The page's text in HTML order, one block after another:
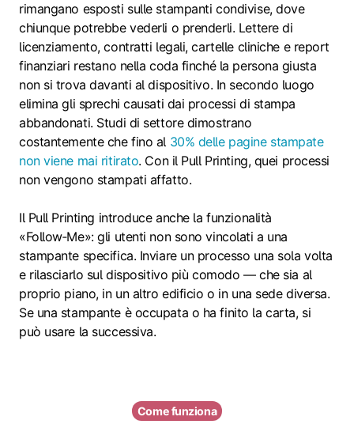
rimangano esposti sulle stampanti condivise, dove
chiunque potrebbe vederli o prenderli. Lettere di
licenziamento, contratti legali, cartelle cliniche e report
finanziari restano nella coda finché la persona giusta
non si trova davanti al dispositivo. In secondo luogo
elimina gli sprechi causati dai processi di stampa
abbandonati. Studi di settore dimostrano
costantemente che fino al 30% delle pagine stampate
non viene mai ritirato. Con il Pull Printing, quei processi
non vengono stampati affatto.
Il Pull Printing introduce anche la funzionalità
«Follow‑Me»: gli utenti non sono vincolati a una
stampante specifica. Inviare un processo una sola volta
e rilasciarlo sul dispositivo più comodo — che sia al
proprio piano, in un altro edificio o in una sede diversa.
Se una stampante è occupata o ha finito la carta, si
può usare la successiva.
Come funziona